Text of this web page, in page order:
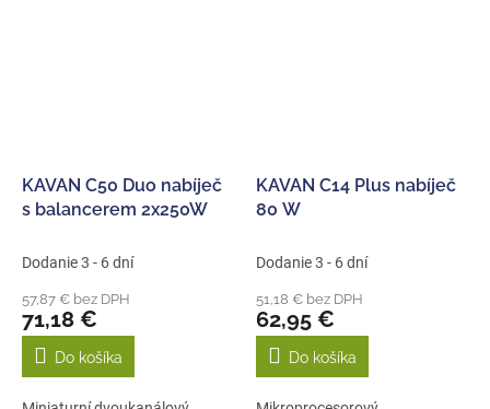
KAVAN C50 Duo nabíječ
s balancerem 2x250W
Dodanie 3 - 6 dní
57,87 € bez DPH
71,18 €
Do košíka
KAVAN C14 Plus nabíječ
80 W
Dodanie 3 - 6 dní
51,18 € bez DPH
62,95 €
Do košíka